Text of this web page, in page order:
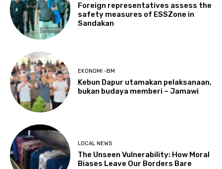
Foreign representatives assess the
safety measures of ESSZone in
Sandakan
EKONOMI -BM
Kebun Dapur utamakan pelaksanaan,
bukan budaya memberi – Jamawi
LOCAL NEWS
The Unseen Vulnerability: How Moral
Biases Leave Our Borders Bare